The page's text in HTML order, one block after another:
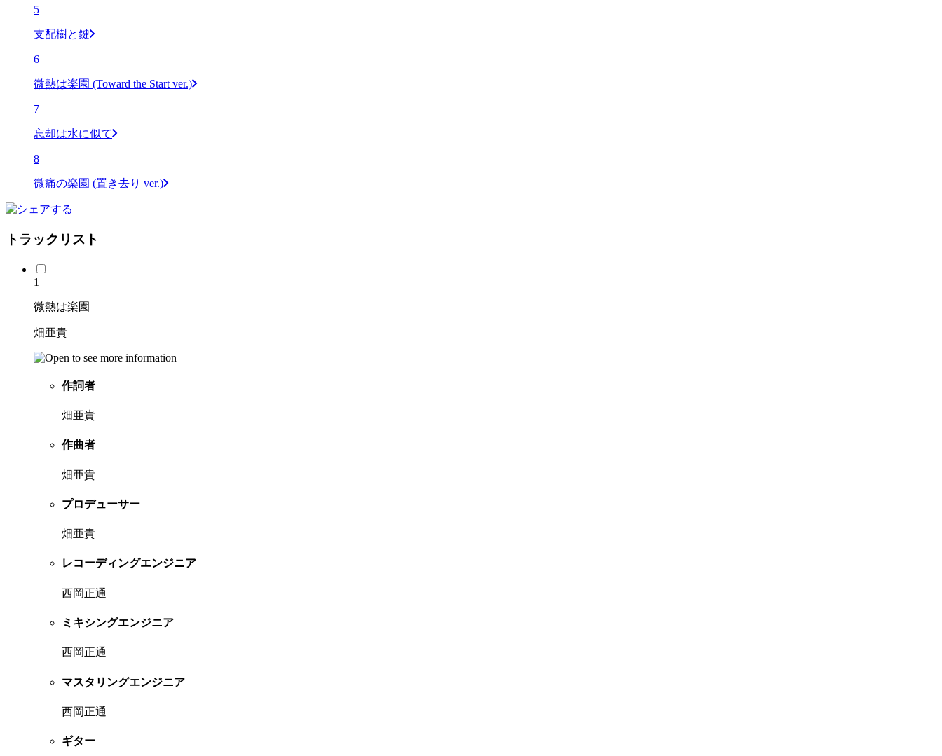
5
支配樹と鍵
6
微熱は楽園 (Toward the Start ver.)
7
忘却は水に似て
8
微痛の楽園 (置き去り ver.)
トラックリスト
1
微熱は楽園
畑亜貴
作詞者
畑亜貴
作曲者
畑亜貴
プロデューサー
畑亜貴
レコーディングエンジニア
西岡正通
ミキシングエンジニア
西岡正通
マスタリングエンジニア
西岡正通
ギター